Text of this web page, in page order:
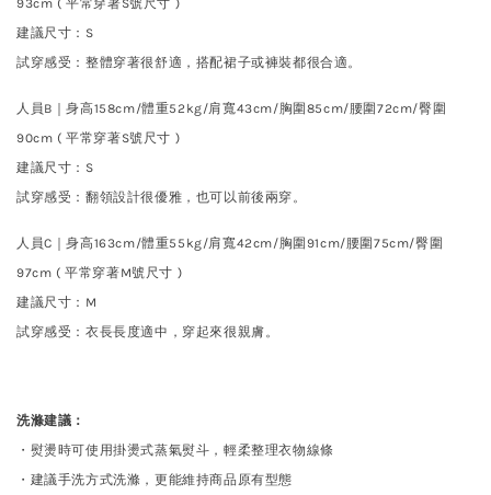
93cm ( 平常穿著S號尺寸 )
建議尺寸 ： S
試穿感受：整體穿著很舒適，搭配裙子或褲裝都很合適。
人員B｜身高158cm/體重52kg/肩寬43cm/胸圍85cm/腰圍72cm/臀圍
90cm ( 平常穿著S號尺寸 )
建議尺寸 ： S
試穿感受：翻領設計很優雅，也可以前後兩穿。
人員C｜身高163cm/體重55kg/肩寬42cm/胸圍91cm/腰圍75cm/臀圍
97cm ( 平常穿著M號尺寸 )
建議尺寸 ： M
試穿感受：衣長長度適中，穿起來很親膚。
洗滌建議：
・熨燙時可使用掛燙式蒸氣熨斗，輕柔整理衣物線條
・建議手洗方式洗滌，更能維持商品原有型態